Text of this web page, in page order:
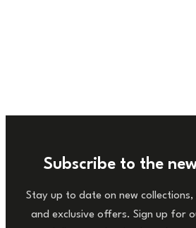
Subscribe to the
Stay up to date on new collections,
and exclusive offers. Sign up for